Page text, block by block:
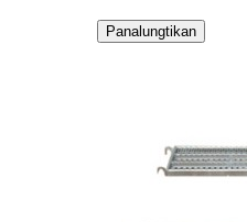
Panalungtikan